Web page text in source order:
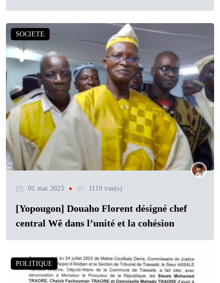
SOCIETE
01 mai 2025 1119 vue(s)
[Yopougon] Douaho Florent désigné chef
central Wê dans l’unité et la cohésion
POLITIQUE